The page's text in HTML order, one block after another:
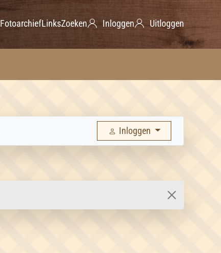
FotoarchiefLinksZoeken Inloggen Uitloggen
Inloggen